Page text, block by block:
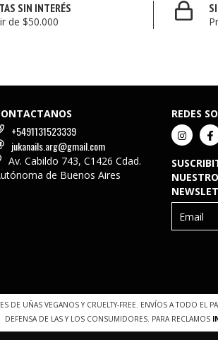
SIN INTERÉS
de $50.000
+5491131523339
jukanails.arg@gmail.com
Av. Cabildo 743, C1426 Cdad.
de Buenos Aires
REDES
NUESTRO
DE UÑAS VEGANOS Y CRUELTY-FREE. ENVÍOS A TODO EL
DEFENSA DE LAS Y LOS CONSUMIDORES. PARA RECLAMOS